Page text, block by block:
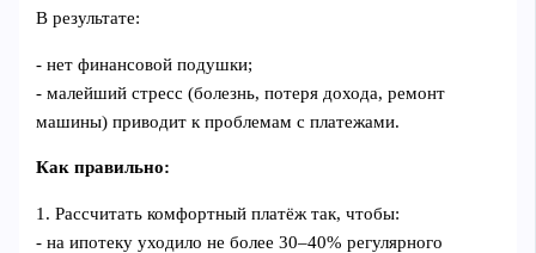
В результате:
- нет финансовой подушки;
- малейший стресс (болезнь, потеря дохода, ремонт
машины) приводит к проблемам с платежами.
Как правильно:
1. Рассчитать комфортный платёж так, чтобы:
- на ипотеку уходило не более 30–40% регулярного